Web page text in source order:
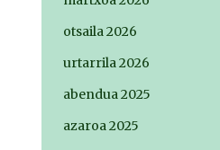
otsaila 2026
urtarrila 2026
abendua 2025
azaroa 2025